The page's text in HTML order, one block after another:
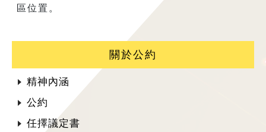
區位置。
關於公約
精神內涵
公約
任擇議定書